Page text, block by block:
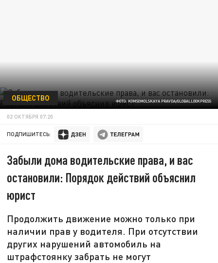
ФОТО: KOMSOMOLSKAYA PRAVDA/GLOBALLOOKPRESS
ОБЩЕСТВО
02 ОКТЯБРЯ 07:20
ПОДПИШИТЕСЬ:
Забыли дома водительские права, и вас
остановили: Порядок действий объяснил
юрист
Продолжить движение можно только при
наличии прав у водителя. При отсутствии
других нарушений автомобиль на
штрафстоянку забрать не могут